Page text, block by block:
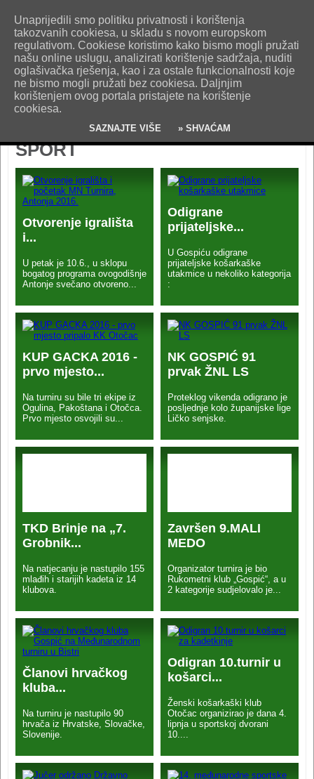
O nama Kontakt Oglašavanje Impresum
Uvjeti korištenja
Pošaljite nam vijest!
SPORT
Otvorenje igrališta
i...
U petak je 10.6., u sklopu
bogatog programa ovogodišnje
Antonje svečano otvoreno...
Odigrane
prijateljske...
U Gospiću odigrane
prijateljske košarkaške
utakmice u nekoliko kategorija
:
KUP GACKA 2016 -
prvo mjesto...
Na turniru su bile tri ekipe iz
Ogulina, Pakoštana i Otočca.
Prvo mjesto osvojili su...
NK GOSPIĆ 91
prvak ŽNL LS
Proteklog vikenda odigrano je
posljednje kolo županijske lige
Ličko senjske.
TKD Brinje na „7.
Grobnik...
Na natjecanju je nastupilo 155
mlađih i starijih kadeta iz 14
klubova.
Završen 9.MALI
MEDO
Organizator turnira je bio
Rukometni klub „Gospić“, a u
2 kategorije sudjelovalo je...
Članovi hrvačkog
kluba...
Na turniru je nastupilo 90
hrvača iz Hrvatske, Slovačke,
Slovenije.
Odigran 10.turnir u
košarci...
Ženski košarkaški klub
Otočac organizirao je dana 4.
lipnja u sportskoj dvorani
10....
Unaprijedili smo politiku privatnosti i korištenja
takozvanih cookiesa, u skladu s novom europskom
regulativom. Cookiese koristimo kako bismo mogli pružati
našu online uslugu, analizirati korištenje sadržaja, nuditi
oglašivačka rješenja, kao i za ostale funkcionalnosti koje
ne bismo mogli pružati bez cookiesa. Daljnjim
korištenjem ovog portala pristajete na korištenje
cookiesa.
SAZNAJTE VIŠE » SHVAĆAM